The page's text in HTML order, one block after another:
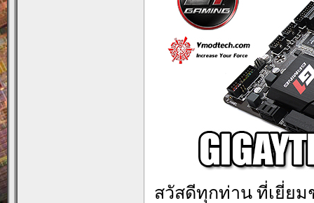
สวัสดีทุกท่าน ที่เยี่ยม